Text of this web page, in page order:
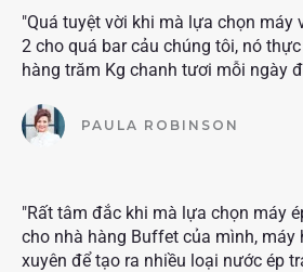
"Quá tuyệt vời khi mà lựa chọn máy
2 cho quá bar cảu chúng tôi, nó
hàng trăm Kg chanh tươi mỗi ngày
PAULA ROBINSON
"Rất tâm đắc khi mà lựa chọn máy
cho nhà hàng Buffet của mình, máy
xuyên để tạo ra nhiều loại nước ép